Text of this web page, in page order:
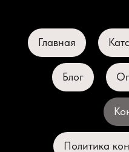
Главная
Блог
Политика